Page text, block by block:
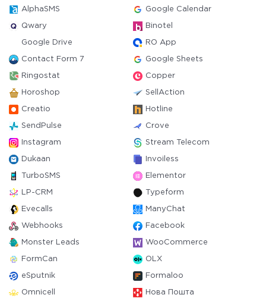
AlphaSMS Google Calendar
Qwary Binotel
Google Drive RO App
Contact Form 7 Google Sheets
Ringostat Copper
Horoshop SellAction
Creatio Hotline
SendPulse Crove
Instagram Stream Telecom
Dukaan Invoiless
TurboSMS Elementor
LP-CRM Typeform
Evecalls ManyChat
Webhooks Facebook
Monster Leads WooCommerce
FormCan OLX
eSputnik Formaloo
Omnicell Нова Пошта